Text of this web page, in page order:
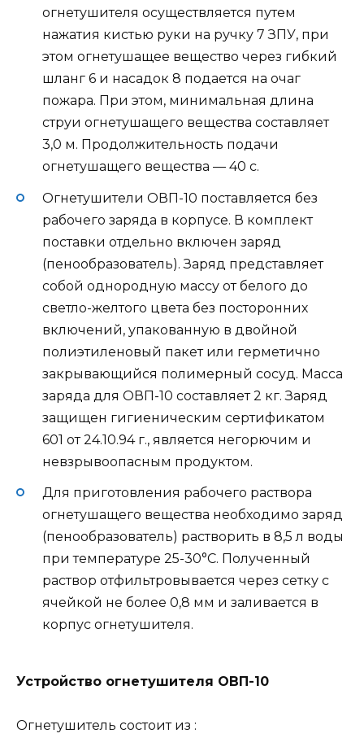
огнетушителя осуществляется путем
нажатия кистью руки на ручку 7 ЗПУ, при
этом огнетушащее вещество через гибкий
шланг 6 и насадок 8 подается на очаг
пожара. При этом, минимальная длина
струи огнетушащего вещества составляет
3,0 м. Продолжительность подачи
огнетушащего вещества — 40 с.
Огнетушители ОВП-10 поставляется без
рабочего заряда в корпусе. В комплект
поставки отдельно включен заряд
(пенообразователь). Заряд представляет
собой однородную массу от белого до
светло-желтого цвета без посторонних
включений, упакованную в двойной
полиэтиленовый пакет или герметично
закрывающийся полимерный сосуд. Масса
заряда для ОВП-10 составляет 2 кг. Заряд
защищен гигиеническим сертификатом
601 от 24.10.94 г., является негорючим и
невзрывоопасным продуктом.
Для приготовления рабочего раствора
огнетушащего вещества необходимо заряд
(пенообразователь) растворить в 8,5 л воды
при температуре 25-30°С. Полученный
раствор отфильтровывается через сетку с
ячейкой не более 0,8 мм и заливается в
корпус огнетушителя.
Устройство огнетушителя ОВП-10
Огнетушитель состоит из :